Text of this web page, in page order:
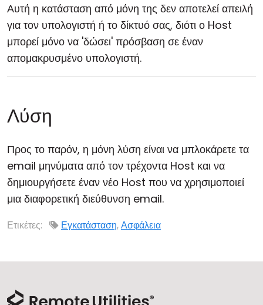
Αυτή η κατάσταση από μόνη της δεν αποτελεί απειλή
για τον υπολογιστή ή το δίκτυό σας, διότι ο Host
μπορεί μόνο να 'δώσει' πρόσβαση σε έναν
απομακρυσμένο υπολογιστή.
Λύση
Προς το παρόν, η μόνη λύση είναι να μπλοκάρετε τα
email μηνύματα από τον τρέχοντα Host και να
δημιουργήσετε έναν νέο Host που να χρησιμοποιεί
μια διαφορετική διεύθυνση email.
Ετικέτες: Εγκατάσταση,Ασφάλεια